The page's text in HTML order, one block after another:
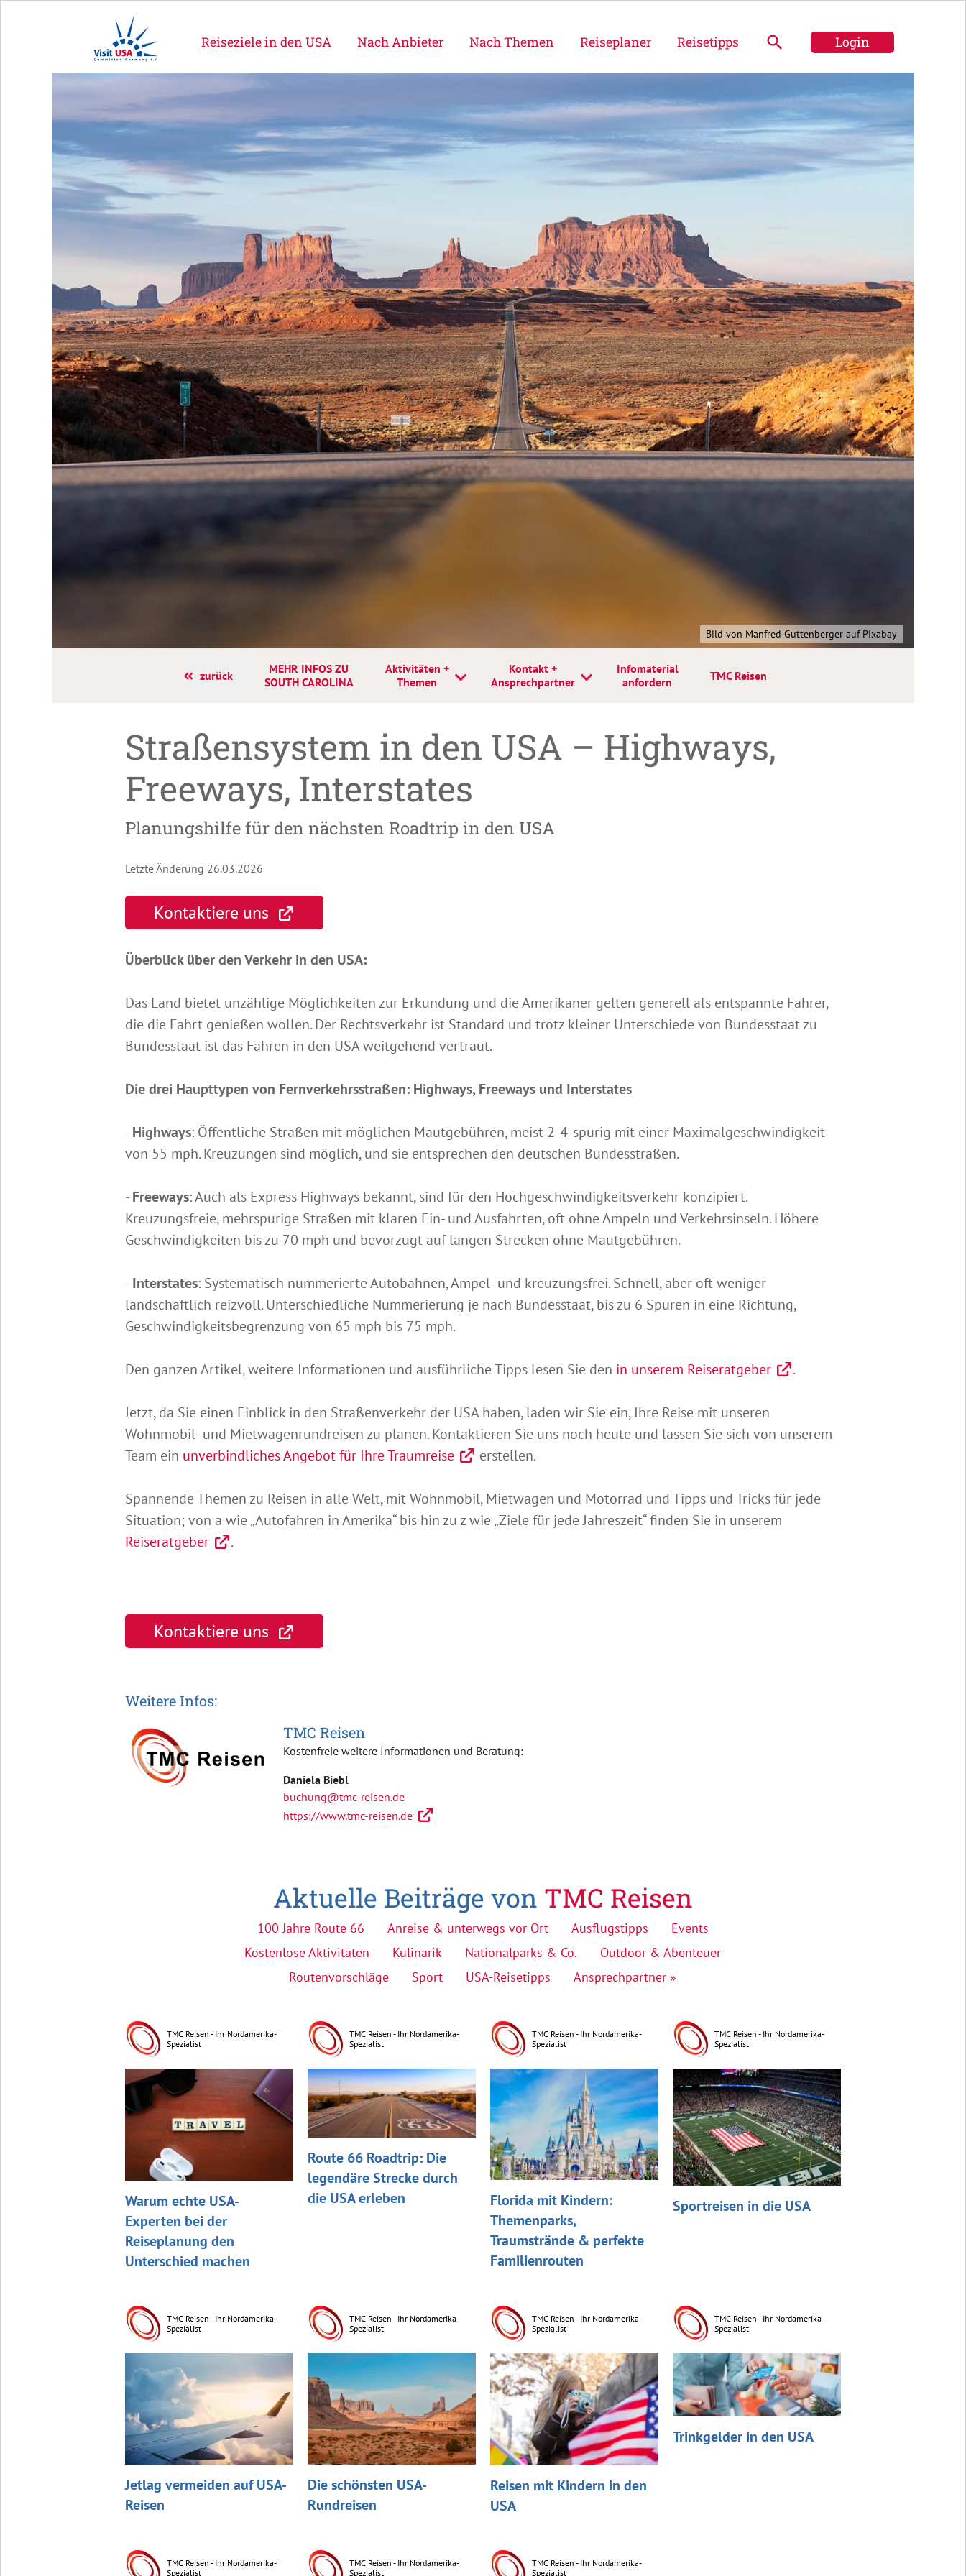
Reiseziele in den USA Nach Anbieter Nach Themen Reiseplaner Reisetipps Login
Bild von Manfred Guttenberger auf Pixabay
zurück
MEHR INFOS ZU
SOUTH CAROLINA
Aktivitäten +
Themen
Kontakt +
Ansprechpartner
Infomaterial
anfordern
TMC Reisen
Straßensystem in den USA – Highways,
Freeways, Interstates
Planungshilfe für den nächsten Roadtrip in den USA
Letzte Änderung 26.03.2026
Kontaktiere uns
Überblick über den Verkehr in den USA:
Das Land bietet unzählige Möglichkeiten zur Erkundung und die Amerikaner gelten generell als entspannte Fahrer,
die die Fahrt genießen wollen. Der Rechtsverkehr ist Standard und trotz kleiner Unterschiede von Bundesstaat zu
Bundesstaat ist das Fahren in den USA weitgehend vertraut.
Die drei Haupttypen von Fernverkehrsstraßen: Highways, Freeways und Interstates
-Highways: Öffentliche Straßen mit möglichen Mautgebühren, meist 2-4-spurig mit einer Maximalgeschwindigkeit
von 55 mph. Kreuzungen sind möglich, und sie entsprechen den deutschen Bundesstraßen.
-Freeways: Auch als Express Highways bekannt, sind für den Hochgeschwindigkeitsverkehr konzipiert.
Kreuzungsfreie, mehrspurige Straßen mit klaren Ein- und Ausfahrten, oft ohne Ampeln und Verkehrsinseln. Höhere
Geschwindigkeiten bis zu 70 mph und bevorzugt auf langen Strecken ohne Mautgebühren.
-Interstates: Systematisch nummerierte Autobahnen, Ampel- und kreuzungsfrei. Schnell, aber oft weniger
landschaftlich reizvoll. Unterschiedliche Nummerierung je nach Bundesstaat, bis zu 6 Spuren in eine Richtung,
Geschwindigkeitsbegrenzung von 65 mph bis 75 mph.
Den ganzen Artikel, weitere Informationen und ausführliche Tipps lesen Sie den in unserem Reiseratgeber .
Jetzt, da Sie einen Einblick in den Straßenverkehr der USA haben, laden wir Sie ein, Ihre Reise mit unseren
Wohnmobil- und Mietwagenrundreisen zu planen. Kontaktieren Sie uns noch heute und lassen Sie sich von unserem
Team ein unverbindliches Angebot für Ihre Traumreise erstellen.
Spannende Themen zu Reisen in alle Welt, mit Wohnmobil, Mietwagen und Motorrad und Tipps und Tricks für jede
Situation; von a wie „Autofahren in Amerika“ bis hin zu z wie „Ziele für jede Jahreszeit“ finden Sie in unserem
Reiseratgeber
.
Kontaktiere uns
Weitere Infos:
TMC Reisen
Kostenfreie weitere Informationen und Beratung:
Daniela Biebl
buchung@tmc-reisen.de
https://www.tmc-reisen.de
Aktuelle Beiträge von TMC Reisen
100 Jahre Route 66 Anreise & unterwegs vor Ort Ausflugstipps
Events
Kostenlose Aktivitäten
Kulinarik Nationalparks & Co.
Outdoor & Abenteuer
Routenvorschläge
Sport USA-Reisetipps Ansprechpartner »
TMC Reisen - Ihr Nordamerika-
Spezialist
Warum echte USA-
Experten bei der
Reiseplanung den
Unterschied machen
TMC Reisen - Ihr Nordamerika-
Spezialist
Route 66 Roadtrip: Die
legendäre Strecke durch
die USA erleben
TMC Reisen - Ihr Nordamerika-
Spezialist
Florida mit Kindern:
Themenparks,
Traumstrände & perfekte
Familienrouten
TMC Reisen - Ihr Nordamerika-
Spezialist
Sportreisen in die USA
TMC Reisen - Ihr Nordamerika-
Spezialist
Jetlag vermeiden auf USA-
Reisen
TMC Reisen - Ihr Nordamerika-
Spezialist
Die schönsten USA-
Rundreisen
TMC Reisen - Ihr Nordamerika-
Spezialist
Reisen mit Kindern in den
USA
TMC Reisen - Ihr Nordamerika-
Spezialist
Trinkgelder in den USA
TMC Reisen - Ihr Nordamerika-
Spezialist
TMC Reisen - Ihr Nordamerika-
Spezialist
TMC Reisen - Ihr Nordamerika-
Spezialist